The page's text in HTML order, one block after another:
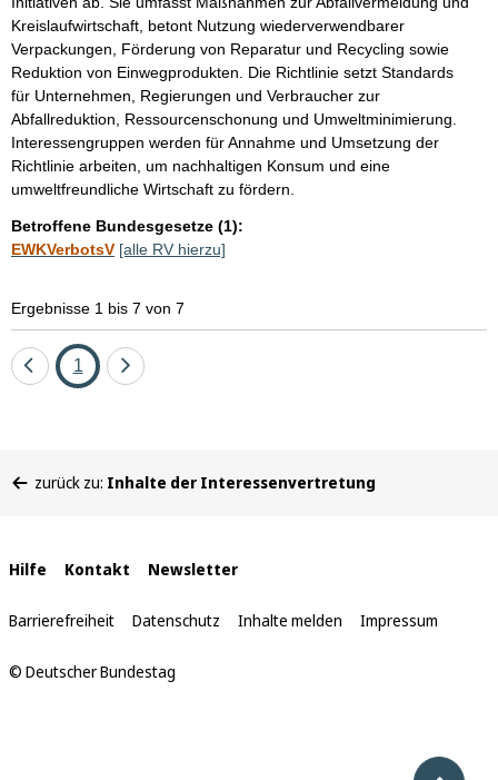
Kreislaufwirtschaft, betont Nutzung wiederverwendbarer
Verpackungen, Förderung von Reparatur und Recycling sowie
Reduktion von Einwegprodukten. Die Richtlinie setzt Standards
für Unternehmen, Regierungen und Verbraucher zur
Abfallreduktion, Ressourcenschonung und Umweltminimierung.
Interessengruppen werden für Annahme und Umsetzung der
Richtlinie arbeiten, um nachhaltigen Konsum und eine
umweltfreundliche Wirtschaft zu fördern.
Betroffene Bundesgesetze (1):
EWKVerbotsV [alle RV hierzu]
Ergebnisse 1 bis 7 von 7
EineSeite
1
Eine
befinden
zurück zu: Inhalte der Interessenvertretung
Interne
Links
Hilfe Kontakt Newsletter
Barrierefreiheit Datenschutz Inhalte melden Impressum
© Deutscher Bundestag